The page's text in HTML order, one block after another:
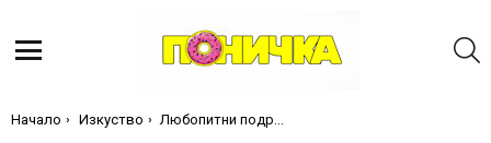
Ти си тук:
Начало Изкуство Любопитни подробности за 11 известни картини, които няма да чуете в музея